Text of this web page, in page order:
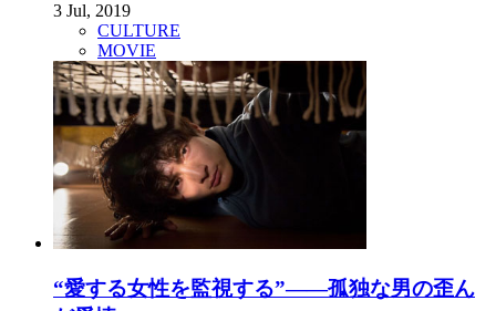
3 Jul, 2019
CULTURE
MOVIE
“愛する女性を監視する”――孤独な男の歪ん